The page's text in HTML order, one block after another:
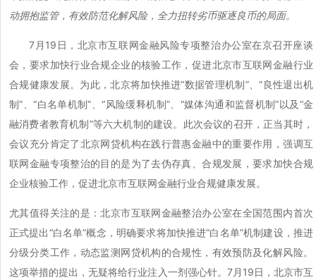
动拥抱监管，有效防范化解风险，全力扭转劣币驱逐良币的局面。
7月19日，北京市互联网金融风险专项整治办公室在京召开座谈
会，要求加快行业合规企业的核验工作，促进北京市互联网金融行业
合规健康发展。为此，北京将加快推进“数据管理机制”、“良性退出机
制”、“白名单机制”、“风险缓释机制”、“媒体沟通和监督机制”以及“金
融消费者教育机制”等六大机制的建设。此次会议的召开，正当其时，
会议充分肯定了北京网贷机构在践行普惠金融中的重要作用，强调互
联网金融专项整治的目的是为了去伪存真、合规发展，要求加快合规
企业核验工作，促进北京市互联网金融行业合规健康发展。
尤其值得关注的是：北京市互联网金融整治办公室在全国范围内首次
正式提出“白名单”概念，明确要求将加快推进“白名单”机制建设，推进
分级分类工作，动态监测网贷机构的合规性，有效预防及化解风险。
这项举措的提出，无疑将给行业注入一剂强心针。7月19日，北京市互